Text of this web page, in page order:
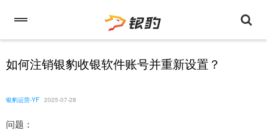
如何注销银豹收银软件账号并重新设置？
银豹运营-YF 2025-07-28
问题：